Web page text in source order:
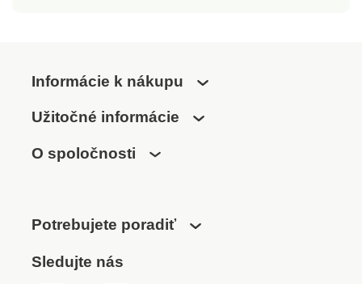
Informácie k nákupu
Užitočné informácie
O spoločnosti
Potrebujete poradiť
Sledujte nás